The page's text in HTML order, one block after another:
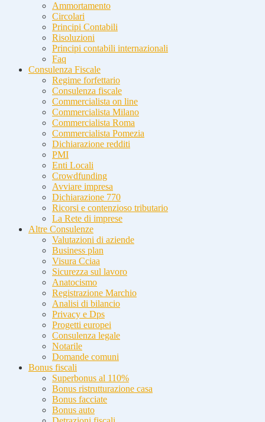
Ammortamento
Circolari
Principi Contabili
Risoluzioni
Principi contabili internazionali
Faq
Consulenza Fiscale
Regime forfettario
Consulenza fiscale
Commercialista on line
Commercialista Milano
Commercialista Roma
Commercialista Pomezia
Dichiarazione redditi
PMI
Enti Locali
Crowdfunding
Avviare impresa
Dichiarazione 770
Ricorsi e contenzioso tributario
La Rete di imprese
Altre Consulenze
Valutazioni di aziende
Business plan
Visura Cciaa
Sicurezza sul lavoro
Anatocismo
Registrazione Marchio
Analisi di bilancio
Privacy e Dps
Progetti europei
Consulenza legale
Notarile
Domande comuni
Bonus fiscali
Superbonus al 110%
Bonus ristrutturazione casa
Bonus facciate
Bonus auto